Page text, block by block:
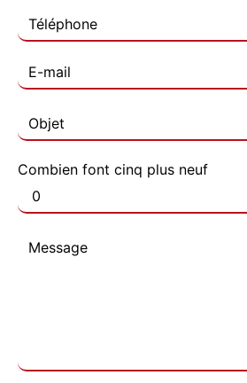
Combien font cinq plus neuf